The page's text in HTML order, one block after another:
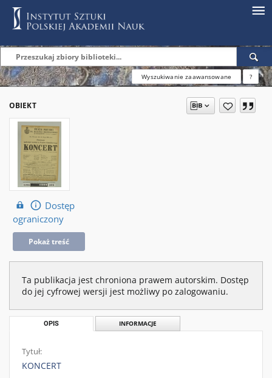
Wyszukiwanie zaawansowane ?
OBIEKT
Dostęp
ograniczony
Pokaż treść
Ta publikacja jest chroniona prawem autorskim. Dostęp
do jej cyfrowej wersji jest możliwy po zalogowaniu.
OPIS INFORMACJE
Tytuł:
KONCERT